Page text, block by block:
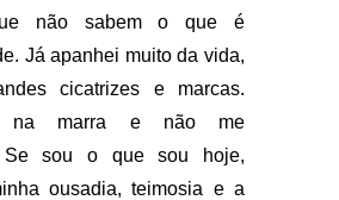
não sabem o que é
Já apanhei muito da vida,
cicatrizes e marcas.
na marra e não me
Se sou o que sou hoje,
ousadia, teimosia e a